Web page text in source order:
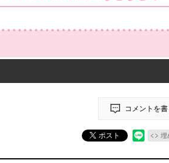
コメントを
ポスト 埋